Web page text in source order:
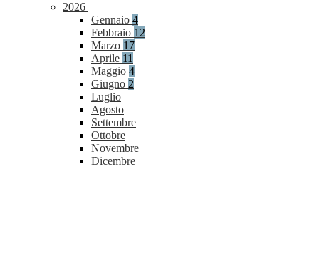
2026
Gennaio 4
Febbraio 12
Marzo 17
Aprile 11
Maggio 4
Giugno 2
Luglio
Agosto
Settembre
Ottobre
Novembre
Dicembre